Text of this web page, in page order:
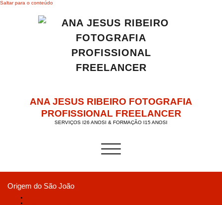
Saltar para o conteúdo
ANA JESUS RIBEIRO FOTOGRAFIA
PROFISSIONAL FREELANCER
SERVIÇOS I26 ANOSI & FORMAÇÃO I15 ANOSI
Alternar a navegação
Origem do São João